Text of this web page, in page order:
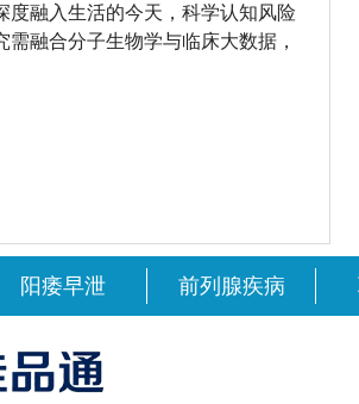
度融入生活的今天，科学认知风险
融合分子生物学与临床大数据，
阳痿早泄 前列腺疾病